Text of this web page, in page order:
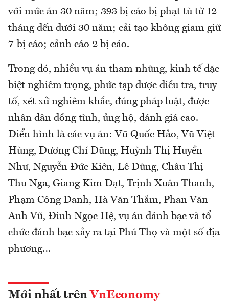
với mức án 30 năm; 393 bị cáo bị phạt tù từ 12
tháng đến dưới 30 năm; cải tạo không giam giữ
7 bị cáo; cảnh cáo 2 bị cáo.
Trong đó, nhiều vụ án tham nhũng, kinh tế đặc
biệt nghiêm trọng, phức tạp được điều tra, truy
tố, xét xử nghiêm khắc, đúng pháp luật, được
nhân dân đồng tình, ủng hộ, đánh giá cao.
Điển hình là các vụ án: Vũ Quốc Hảo, Vũ Việt
Hùng, Dương Chí Dũng, Huỳnh Thị Huyền
Như, Nguyễn Đức Kiên, Lê Dũng, Châu Thị
Thu Nga, Giang Kim Đạt, Trịnh Xuân Thanh,
Phạm Công Danh, Hà Văn Thắm, Phan Văn
Anh Vũ, Đinh Ngọc Hệ, vụ án đánh bạc và tổ
chức đánh bạc xảy ra tại Phú Thọ và một số địa
phương…
Mới nhất trên VnEconomy